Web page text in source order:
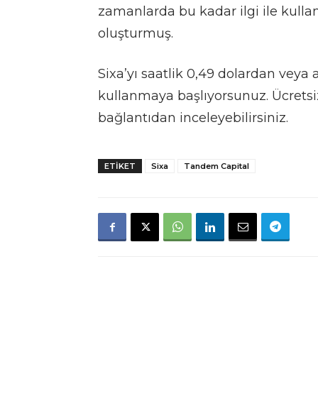
zamanlarda bu kadar ilgi ile
oluşturmuş.
Sixa’yı saatlik 0,49 dolardan
kullanmaya başlıyorsunuz.
bağlantıdan inceleyebilirsiniz.
ETIKET Sixa Tandem Capital